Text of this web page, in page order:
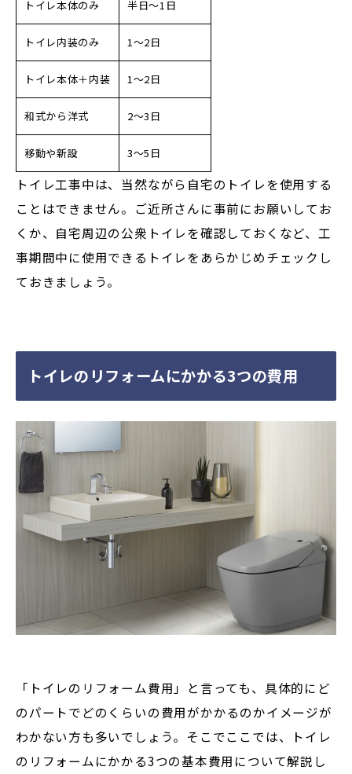
トイレ本体のみ 半日～1日
トイレ内装のみ 1～2日
トイレ本体＋内装 1～2日
和式から洋式 2～3日
移動や新設 3～5日
トイレ工事中は、当然ながら自宅のトイレを使用する
ことはできません。ご近所さんに事前にお願いしてお
くか、自宅周辺の公衆トイレを確認しておくなど、工
事期間中に使用できるトイレをあらかじめチェックし
ておきましょう。
トイレのリフォームにかかる3つの費用
「トイレのリフォーム費用」と言っても、具体的にど
のパートでどのくらいの費用がかかるのかイメージが
わかない方も多いでしょう。そこでここでは、トイレ
のリフォームにかかる3つの基本費用について解説し